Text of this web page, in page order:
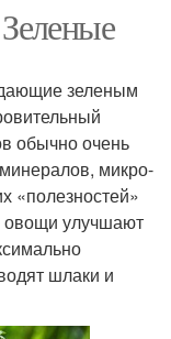
зеленым
обычно очень
микро-
«полезностей»
овощи улучшают
шлаки и